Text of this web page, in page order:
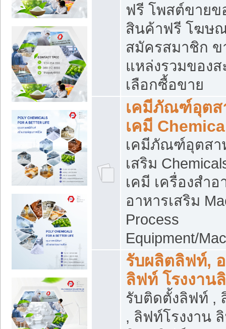
ฟรี โพสต์ขาย
สินค้าฟรี โฆษ
สมัครสมาชิก ข
แหล่งรวมของ
เลือกซื้อขาย
เคมีภัณฑ์อุตส
เคมี
เคมีภัณฑ์อุตสา
เสริม
เคมี เครื่องสำ
อาหารเสริม
Process
Equipment/
รับผลิตลิฟท์,
ลิฟท์ โรงงาน
รับติดตั้งลิฟท์ ,
, ลิฟท์โรงงาน